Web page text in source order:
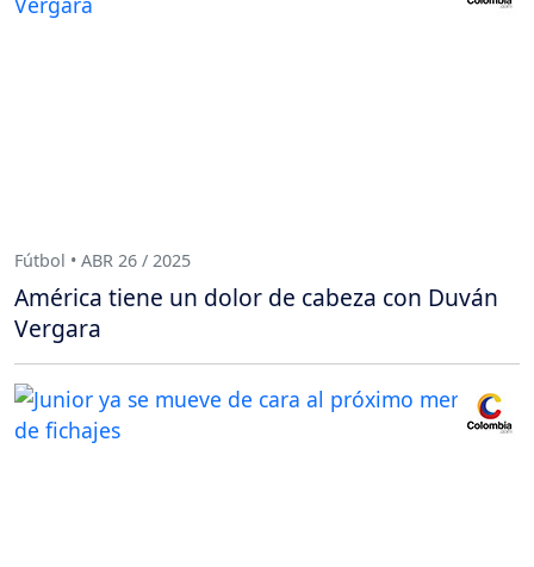
Fútbol • ABR 26 / 2025
América tiene un dolor de cabeza con Duván
Vergara